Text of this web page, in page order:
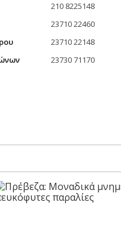
210 8225148
23710 22460
23710 22148
23730 71170